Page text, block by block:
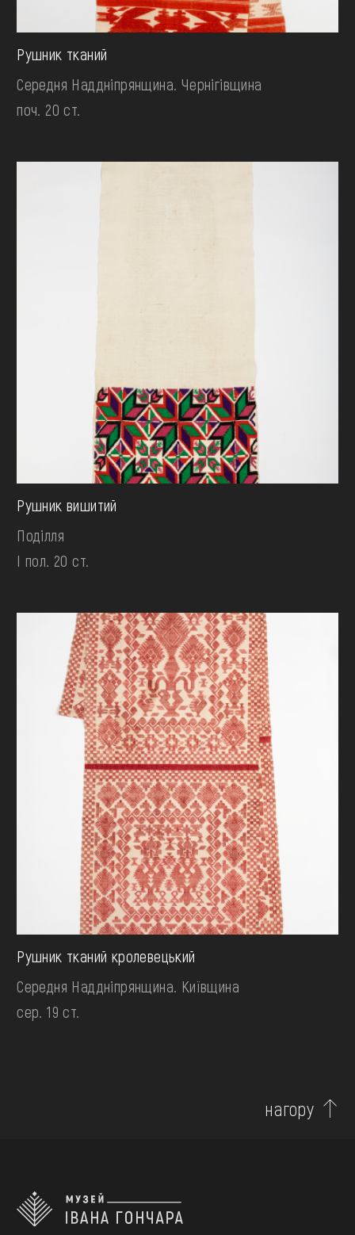
Рушник тканий
Середня Наддніпрянщина. Чернігівщина
поч. 20 ст.
Рушник вишитий
Поділля
І пол. 20 ст.
Рушник тканий кролевецький
Середня Наддніпрянщина. Київщина
сер. 19 ст.
нагору